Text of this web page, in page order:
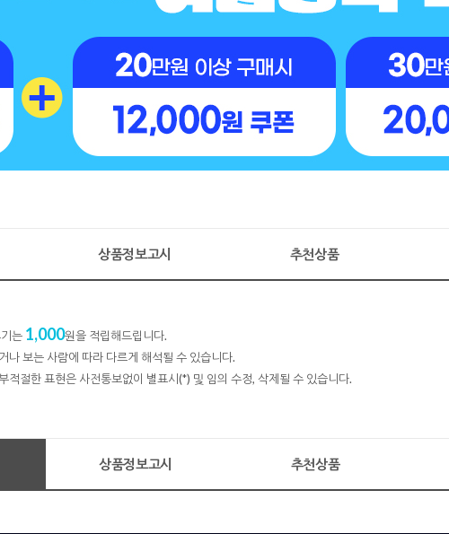
상품정보고시 추천상품
는 1,000원을 적립해드립니다.
나 보는 사람에 따라 다르게 해석될 수 있습니다.
적절한 표현은 사전통보없이 별표시(*) 및 임의 수정, 삭제될 수 있습니다.
상품정보고시 추천상품